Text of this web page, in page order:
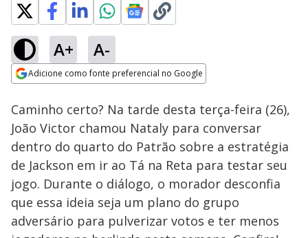
A+ A-
Adicione como fonte preferencial no Google
Ativar
Loaded
18.13%
Caminho certo? Na tarde desta terça-feira (26),
João Victor chamou Nataly para conversar
dentro do quarto do Patrão sobre a estratégia
de Jackson em ir ao Tá na Reta para testar seu
jogo. Durante o diálogo, o morador desconfia
que essa ideia seja um plano do grupo
adversário para pulverizar votos e ter menos